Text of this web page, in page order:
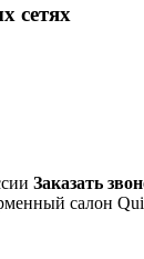
сетях
Заказать
салон